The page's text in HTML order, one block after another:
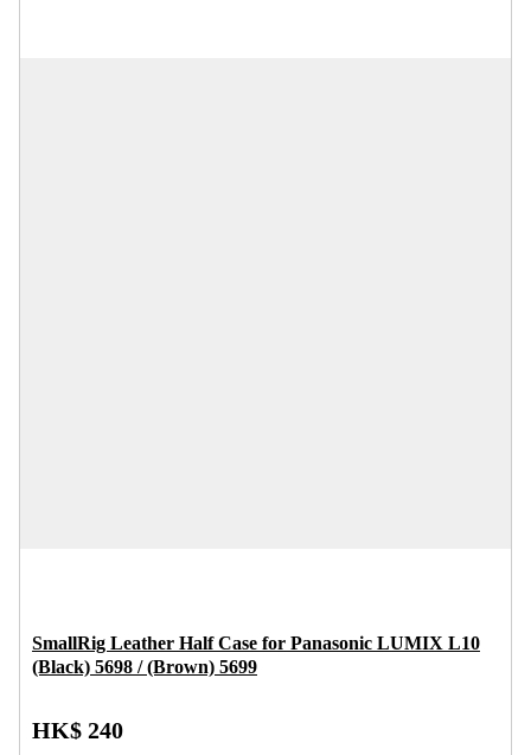
SmallRig Leather Half Case for Panasonic LUMIX L10
(Black) 5698 / (Brown) 5699
HK$ 240